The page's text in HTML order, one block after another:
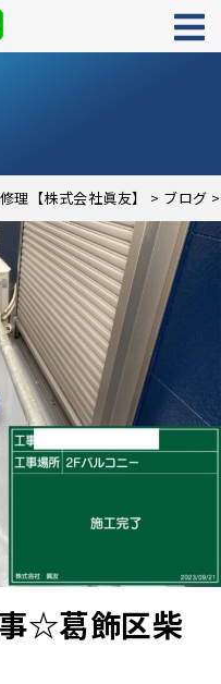
理【株式会社眞友】 > ブログ
☆葛飾区柴